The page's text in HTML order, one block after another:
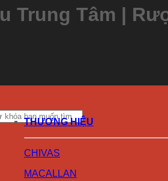
Trung Tâm |
THƯƠNG HIỆU
CHIVAS
MACALLAN